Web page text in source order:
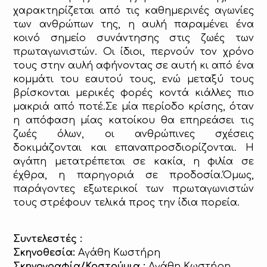
χαρακτηρίζεται από τις καθημερινές αγωνίες
των ανθρώπων της, η αυλή παραμένει ένα
κοινό σημείο συνάντησης στις ζωές των
πρωταγωνιστών. Οι ίδιοι, περνούν τον χρόνο
τους στην αυλή αφήνοντας σε αυτή κι από ένα
κομμάτι του εαυτού τους, ενώ μεταξύ τους
βρίσκονται μερικές φορές κοντά κιάλλες πιο
μακριά από ποτέ.Σε μία περίοδο κρίσης, όταν
η απόφαση μίας κατοίκου θα επηρεάσει τις
ζωές όλων, οι ανθρώπινες σχέσεις
δοκιμάζονται και επαναπροσδιορίζονται. Η
αγάπη μετατρέπεται σε κακία, η φιλία σε
έχθρα, η παρηγοριά σε προδοσία.Όμως,
παράγοντες εξωτερικοί των πρωταγωνιστών
τους στρέφουν τελικά προς την ίδια πορεία.
Συντελεστές :
Σκηνοθεσία:Αγάθη Κωστήρη